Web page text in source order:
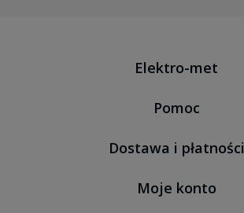
Elektro-met
Pomoc
Dostawa i płatności
Moje konto